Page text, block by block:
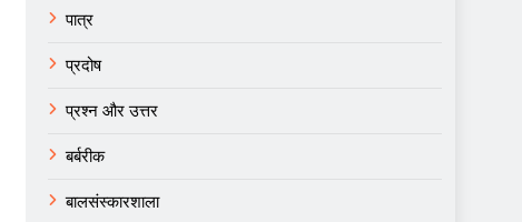
पात्र
प्रदोष
प्रश्न और उत्तर
बर्बरीक
बालसंस्कारशाला